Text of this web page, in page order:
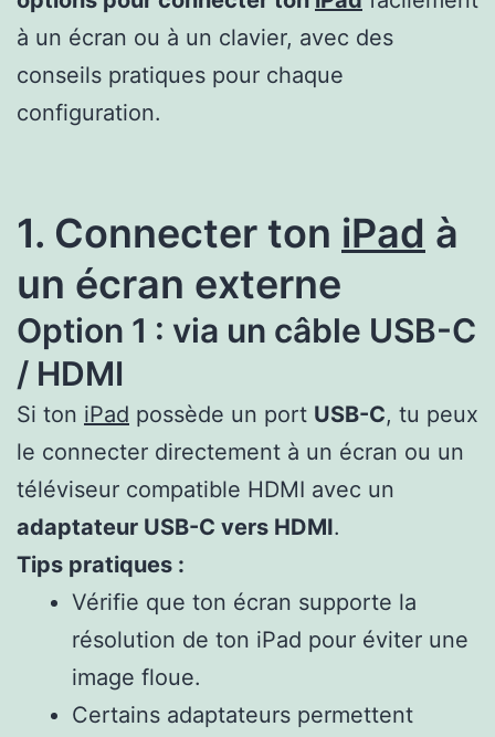
à un écran ou à un clavier, avec des
conseils pratiques pour chaque
configuration.
1. Connecter ton iPad à
un écran externe
Option 1 : via un câble USB-C
/ HDMI
Si ton iPad possède un port USB-C, tu peux
le connecter directement à un écran ou un
téléviseur compatible HDMI avec un
adaptateur USB-C vers HDMI.
Tips pratiques :
Vérifie que ton écran supporte la
résolution de ton iPad pour éviter une
image floue.
Certains adaptateurs permettent